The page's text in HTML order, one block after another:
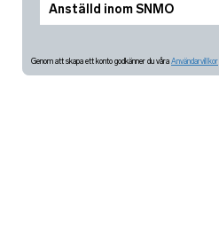
Anställd inom SNMO
Genom att skapa ett konto godkänner du våra Användarvillkor